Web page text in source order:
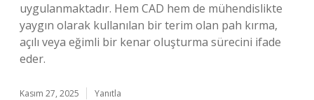
uygulanmaktadır. Hem CAD hem de mühendislikte
yaygın olarak kullanılan bir terim olan pah kırma,
açılı veya eğimli bir kenar oluşturma sürecini ifade
eder.
Kasım 27, 2025 Yanıtla